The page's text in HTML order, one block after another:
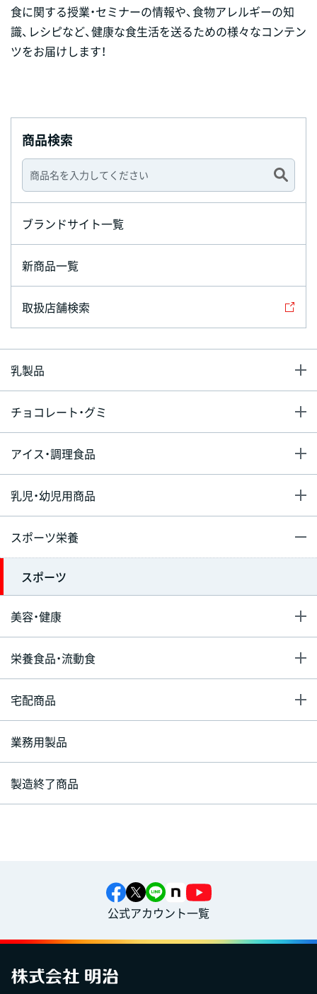
食に関する授業・セミナーの情報や、食物アレルギーの知
識、レシピなど、健康な食生活を送るための様々なコンテン
ツをお届けします！
商品検索
ブランドサイト一覧
新商品一覧
取扱店舗検索
乳製品
チョコレート・グミ
アイス・調理食品
乳児・幼児用商品
スポーツ栄養
スポーツ
美容・健康
栄養食品・流動食
宅配商品
業務用製品
製造終了商品
公式アカウント一覧